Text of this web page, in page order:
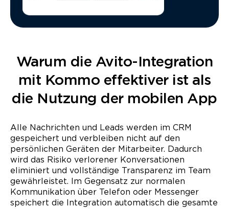
Warum die Avito-Integration
mit Kommo effektiver ist als
die Nutzung der mobilen App
Alle Nachrichten und Leads werden im CRM
gespeichert und verbleiben nicht auf den
persönlichen Geräten der Mitarbeiter. Dadurch
wird das Risiko verlorener Konversationen
eliminiert und vollständige Transparenz im Team
gewährleistet. Im Gegensatz zur normalen
Kommunikation über Telefon oder Messenger
speichert die Integration automatisch die gesamte